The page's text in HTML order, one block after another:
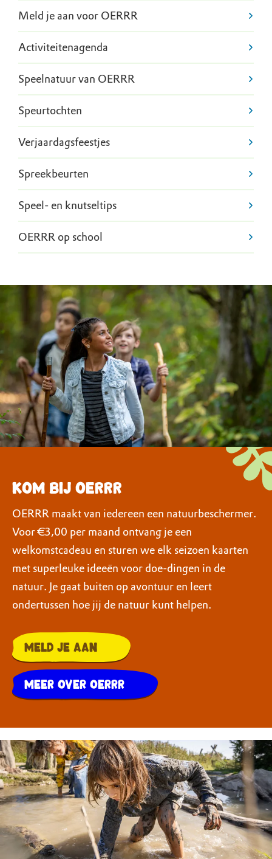
Meld je aan voor OERRR
Activiteitenagenda
Speelnatuur van OERRR
Speurtochten
Verjaardagsfeestjes
Spreekbeurten
Speel- en knutseltips
OERRR op school
Kom bij OERRR
OERRR maakt van iedereen een natuurbeschermer.
Voor €3,00 per maand ontvang je een
welkomstcadeau en sturen we elk seizoen kaarten
met superleuke ideeën voor doe-dingen in de
natuur. Je gaat buiten op avontuur en leert
ondertussen hoe jij de natuur kunt helpen.
Meld je aan
Meer over OERRR